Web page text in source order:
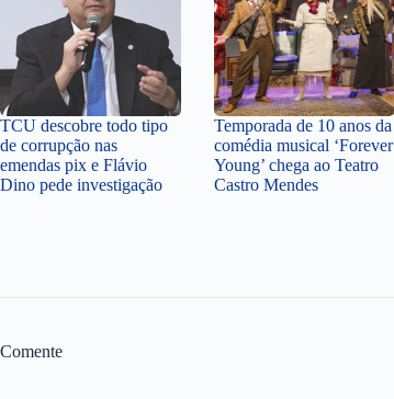
TCU descobre todo tipo
de corrupção nas
emendas pix e Flávio
Dino pede investigação
Temporada de 10 anos da
comédia musical ‘Forever
Young’ chega ao Teatro
Castro Mendes
Comente